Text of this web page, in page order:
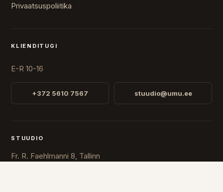
Privaatsuspoliitika
KLIENDITUGI
E-R 10-16
+372 5610 7567 stuudio@umu.ee
STUUDIO
Fr. R. Faehlmanni 8, Tallinn